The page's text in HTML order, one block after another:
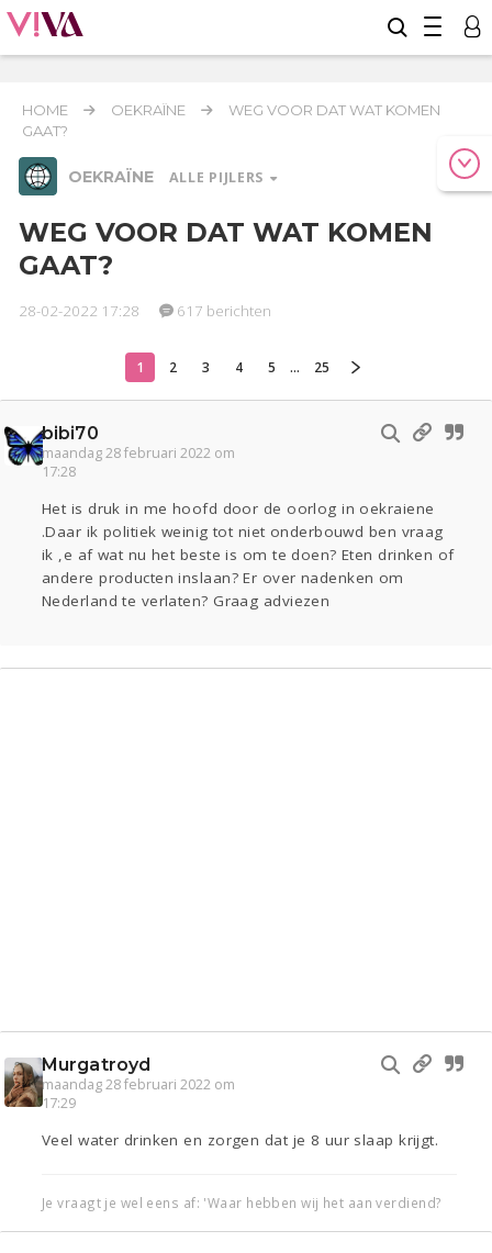
HOME OEKRAÏNE
WEG VOOR DAT WAT KOMEN
GAAT?
OEKRAÏNE ALLE PIJLERS
Relaties
Seks
Gezondheid
Coronavirus
Kinderen Digi
Mode & Beauty
Zwanger
Sport
Contact Viva zoekt
Aangeboden
Gevraagd
Horen Doen
Zien
Lezen
WEG VOOR DAT WAT KOMEN
GAAT?
28-02-2022 17:28 617 berichten
1 2 3 4 5 ... 25
bibi70
maandag 28 februari 2022 om
17:28
Het is druk in me hoofd door de oorlog in oekraiene
.Daar ik politiek weinig tot niet onderbouwd ben vraag
ik ,e af wat nu het beste is om te doen? Eten drinken of
andere producten inslaan? Er over nadenken om
Nederland te verlaten? Graag adviezen
Murgatroyd
maandag 28 februari 2022 om
17:29
Veel water drinken en zorgen dat je 8 uur slaap krijgt.
Je vraagt je wel eens af: 'Waar hebben wij het aan verdiend?